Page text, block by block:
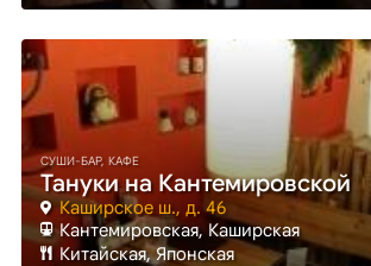
СУШИ-БАР, КАФЕ
Тануки на Кантемировской
Каширское ш., д. 46
Кантемировская, Каширская
Китайская, Японская